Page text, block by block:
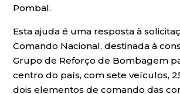
Pombal.
Esta ajuda é uma resposta à
Comando Nacional, destinada à
Grupo de Reforço de Bombagem
centro do país, com sete veículos,
dois elementos de comando das